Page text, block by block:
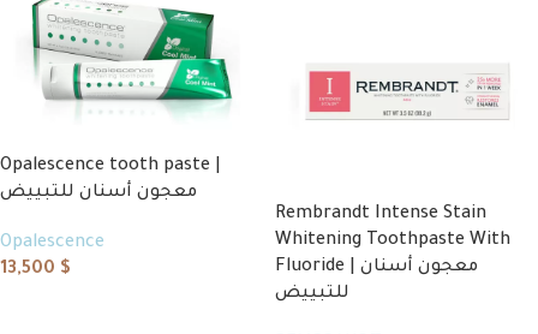
Opalescence tooth paste |
معجون أسنان للتبييض
Opalescence
13,500 $
Rembrandt Intense Stain
Whitening Toothpaste With
Fluoride | معجون أسنان
للتبييض